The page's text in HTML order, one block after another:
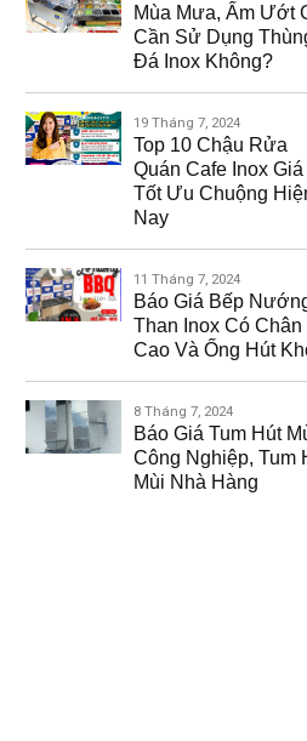
Mùa Mưa, Ẩm Ướt
Cần Sử Dụng
Đá Inox Không?
Top 10 Chậu Rửa
Quán Cafe Inox Giá
Tốt Ưu Chuộng
Nay
19 Tháng 7, 2024
Báo Giá Bếp
Than Inox Có Chân
Cao Và Ống Hút
11 Tháng 7, 2024
Báo Giá Tum Hút
Công Nghiệp, Tum
Mùi Nhà Hàng
8 Tháng 7, 2024